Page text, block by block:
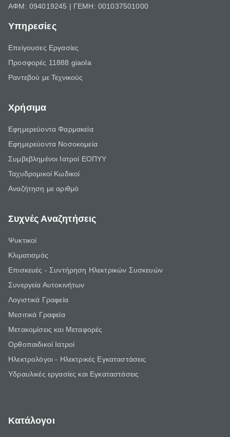
ΑΦΜ: 094019245 | ΓΕΜΗ: 001037501000
Υπηρεσίες
Επείγουσες Εργασίες
Προσφορές 11888 giaola
Ραντεβού με Τεχνικούς
Χρήσιμα
Εφημερεύοντα Φαρμακεία
Εφημερεύοντα Νοσοκομεία
Συμβεβλημένοι Ιατροί ΕΟΠΥΥ
Ταχυδρομικοί Κωδικοί
Αναζήτηση με αριθμό
Συχνές Αναζητήσεις
Ψυκτικοί
Κλιματισμός
Επισκευές - Συντήρηση Ηλεκτρικών Συσκευών
Συνεργεία Αυτοκινήτων
Λογιστικά Γραφεία
Μεσιτικά Γραφεία
Μετακομίσεις και Μεταφορές
Ορθοπαιδικοί Ιατροί
Ηλεκτρολόγοι - Ηλεκτρικές Εγκαταστάσεις
Υδραυλικές εργασίες και Εγκαταστάσεις
Κατάλογοι